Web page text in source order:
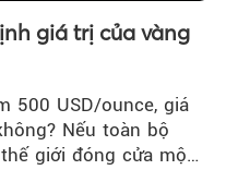
giá trị của vàng
500 USD/ounce, giá
Nếu toàn bộ
giới đóng cửa một